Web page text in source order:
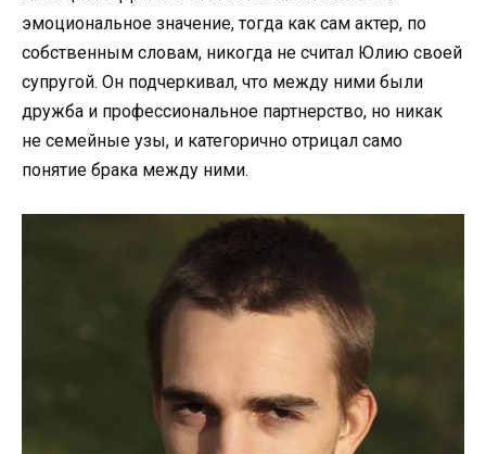
эмоциональное значение, тогда как сам актер, по
собственным словам, никогда не считал Юлию своей
супругой. Он подчеркивал, что между ними были
дружба и профессиональное партнерство, но никак
не семейные узы, и категорично отрицал само
понятие брака между ними.